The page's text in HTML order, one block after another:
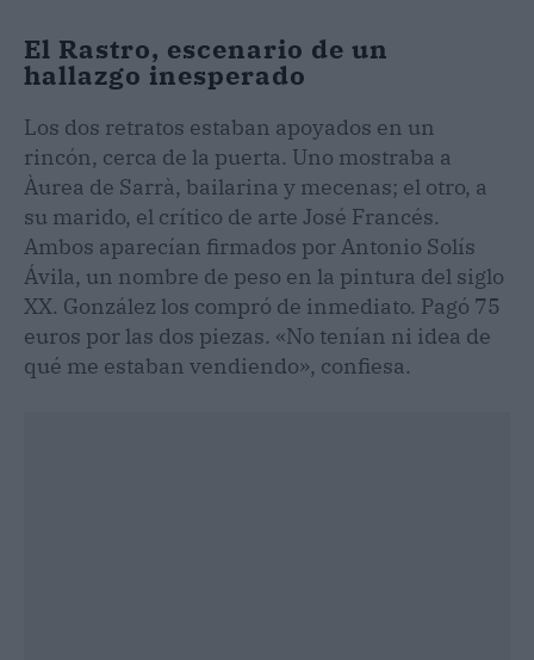
El Rastro, escenario de un
hallazgo inesperado
Los dos retratos estaban apoyados en un
rincón, cerca de la puerta. Uno mostraba a
Àurea de Sarrà, bailarina y mecenas; el otro, a
su marido, el crítico de arte José Francés.
Ambos aparecían firmados por Antonio Solís
Ávila, un nombre de peso en la pintura del siglo
XX. González los compró de inmediato. Pagó 75
euros por las dos piezas. «No tenían ni idea de
qué me estaban vendiendo», confiesa.